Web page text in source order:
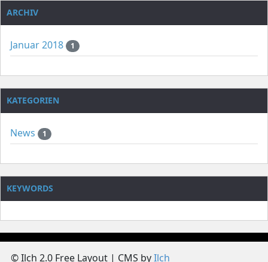
ARCHIV
Januar 2018 1
KATEGORIEN
News 1
KEYWORDS
© Ilch 2.0 Free Layout | CMS byIlch